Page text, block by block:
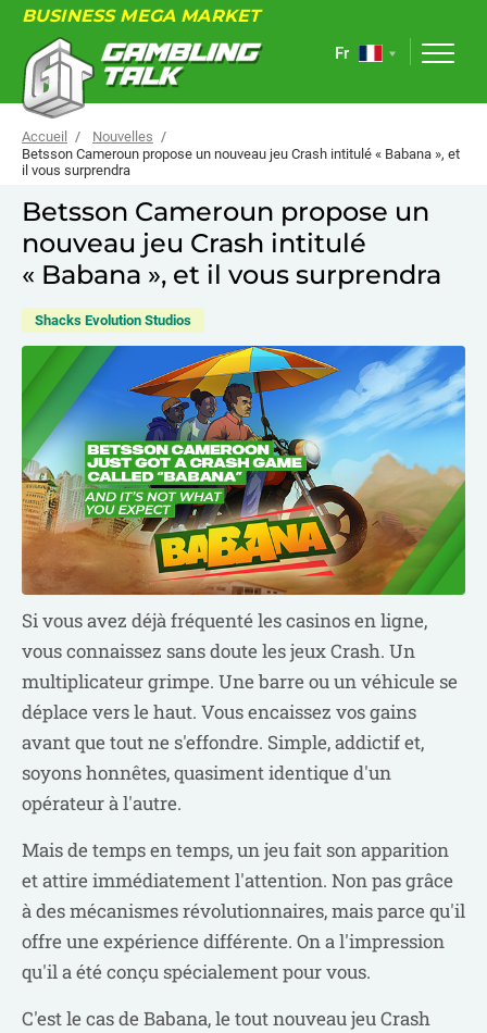
BUSINESS MEGA MARKET
À PROPOS
FORUM
ARTICLES
NOUVELLES
LIENS UTILES
ÉVÉNEMENTS
Fr
Accueil
Nouvelles
Betsson Cameroun propose un nouveau jeu Crash intitulé « Babana », et
il vous surprendra
Betsson Cameroun propose un
nouveau jeu Crash intitulé
« Babana », et il vous surprendra
Shacks Evolution Studios
Si vous avez déjà fréquenté les casinos en ligne,
vous connaissez sans doute les jeux Crash. Un
multiplicateur grimpe. Une barre ou un véhicule se
déplace vers le haut. Vous encaissez vos gains
avant que tout ne s'effondre. Simple, addictif et,
soyons honnêtes, quasiment identique d'un
opérateur à l'autre.
Mais de temps en temps, un jeu fait son apparition
et attire immédiatement l'attention. Non pas grâce
à des mécanismes révolutionnaires, mais parce qu'il
offre une expérience différente. On a l'impression
qu'il a été conçu spécialement pour vous.
C'est le cas de Babana, le tout nouveau jeu Crash